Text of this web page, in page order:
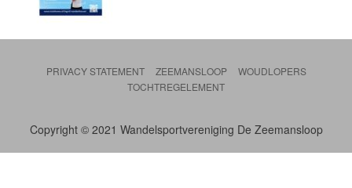
PRIVACY STATEMENT ZEEMANSLOOP
WOUDLOPERS
TOCHTREGELEMENT
Copyright © 2021 Wandelsportvereniging De Zeemansloop